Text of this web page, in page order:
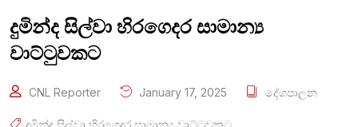
දුමින්ද සිල්වා හිරගෙදර සාමාන්‍ය
වාට්ටුවකට
CNL Reporter January 17, 2025 දේශපාලන